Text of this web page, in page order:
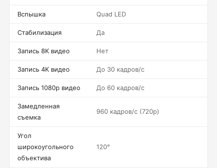
Вспышка Quad LED
Стабилизация Да
Запись 8K видео Нет
Запись 4K видео До 30 кадров/c
Запись 1080p видео До 60 кадров/c
Замедленная
съемка
960 кадров/c (720p)
Угол
широкоугольного
объектива
120°